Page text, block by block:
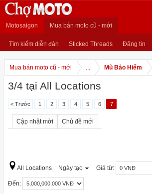
Motosaigon Mua bán moto cũ - mới
Tìm kiếm diễn đàn Sticked Threads Đăng tin
Mua bán moto cũ - mới ... Mũ Bảo Hiểm
3/4 tại All Locations
< Trước 1 2 3 4 5 6 7
Cập nhật mới Chủ đề mới
All Locations Ngày tạo Giá từ:
Đến: